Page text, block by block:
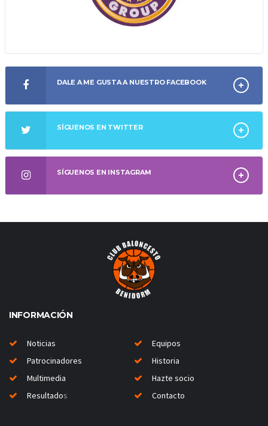
DALE A ME GUSTA A NUESTRO FACEBOOK
SÍGUENOS EN TWITTER
SÍGUENOS EN INSTAGRAM
INFORMACIÓN
Noticias
Equipos
Patrocinadores
Historia
Multimedia
Hazte socio
Resultados Contacto